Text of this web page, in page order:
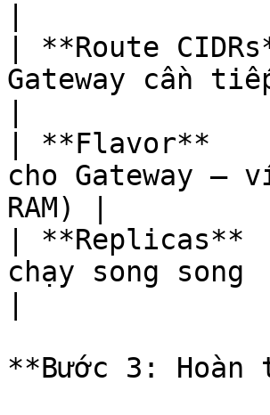
| **Route
Gateway cần
| **Flavor**
cho Gateway —
RAM) |
|
chạy song song
**Bước 3: Hoàn